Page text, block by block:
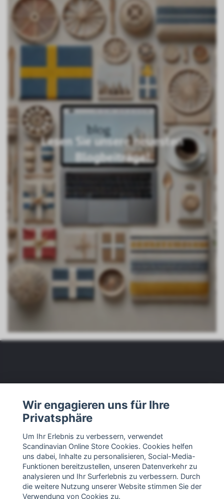
Lesen Sie unsere neuesten
Blogbeiträge!
Kundendienst
Andere
Soziale Medien
Wir engagieren uns für Ihre
Privatsphäre
Um Ihr Erlebnis zu verbessern, verwendet
Scandinavian Online Store Cookies. Cookies helfen
uns dabei, Inhalte zu personalisieren, Social-Media-
Funktionen bereitzustellen, unseren Datenverkehr zu
analysieren und Ihr Surferlebnis zu verbessern. Durch
die weitere Nutzung unserer Website stimmen Sie der
Verwendung von Cookies zu.